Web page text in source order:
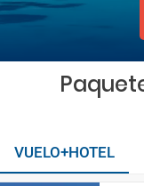
VUELO+HOTEL